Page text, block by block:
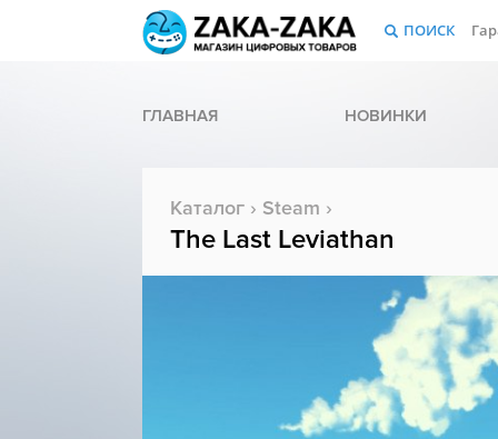
ПОИСК
ГЛАВНАЯ НОВИНКИ
Каталог › Steam ›
The Last Leviathan